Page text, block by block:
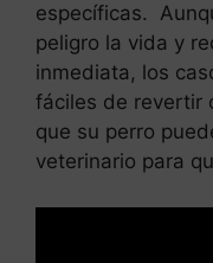
específicas.
peligro la vida y
inmediata, los
fáciles de revertir
que su perro
veterinario para